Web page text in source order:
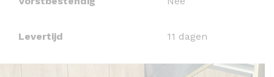
Levertijd 11 dagen